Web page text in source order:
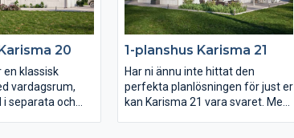
20
en klassisk
vardagsrum,
i separata och
1-planshus Karisma 21
Har ni ännu inte hittat den
perfekta planlösningen för just er
kan Karisma 21 vara svaret. Med